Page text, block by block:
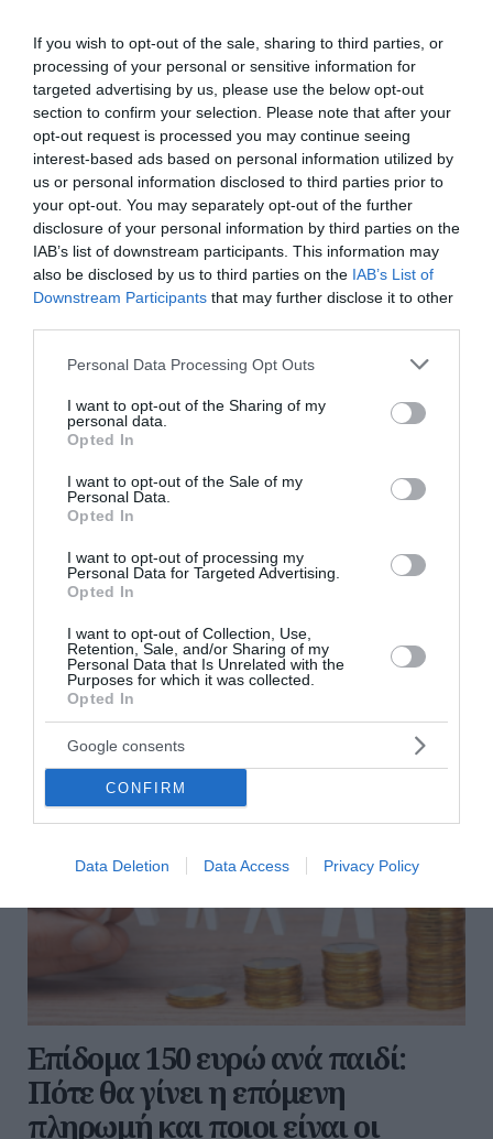
If you wish to opt-out of the sale, sharing to third parties, or
processing of your personal or sensitive information for
targeted advertising by us, please use the below opt-out
section to confirm your selection. Please note that after your
opt-out request is processed you may continue seeing
interest-based ads based on personal information utilized by
us or personal information disclosed to third parties prior to
your opt-out. You may separately opt-out of the further
disclosure of your personal information by third parties on the
IAB’s list of downstream participants. This information may
also be disclosed by us to third parties on the IAB’s List of
Downstream Participants that may further disclose it to other
Please note that this website/app uses one or more Google
not limited to your visit or usage behaviour. You may click to
grant or deny consent to Google and its third-party tags to
use your data for below specified purposes in below Google
consent section.
Personal Data Processing Opt Outs
I want to opt-out of the Sharing of my
personal data.
Opted In
I want to opt-out of the Sale of my
Personal Data.
Opted In
I want to opt-out of processing my
Personal Data for Targeted Advertising.
Opted In
I want to opt-out of Collection, Use,
Retention, Sale, and/or Sharing of my
Personal Data that Is Unrelated with the
Purposes for which it was collected.
Opted In
Google consents
CONFIRM
Data Deletion Data Access Privacy Policy
περισσότερες ειδήσεις από το lykavitos.gr
Σήμα κινδύνου από Στουρνάρα
για την ευρωπαϊκή οικονομία –
Οι παρεμβάσεις που προτείνει
μεταρρυθμίσεις, να διοχετεύσει τις αποταμιεύσεις
της σε παραγωγικές επενδύσεις και να προχωρήσει
στην ολοκλήρωση της Τραπεζικής Ένωσης
υπογραμμίζει ο διοικητής της Τράπεζας...
16:00 | 03 Αυγούστου 2026 Οικονομία
Επίδομα 150 ευρώ ανά παιδί:
Πότε θα γίνει η επόμενη
πληρωμή και ποιοι είναι οι